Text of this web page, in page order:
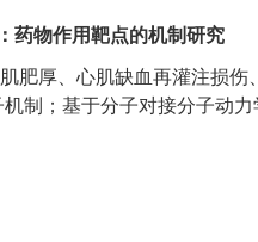
药物作用靶点的机制研究
肥厚、心肌缺血再灌注损
制；基于分子对接分子动